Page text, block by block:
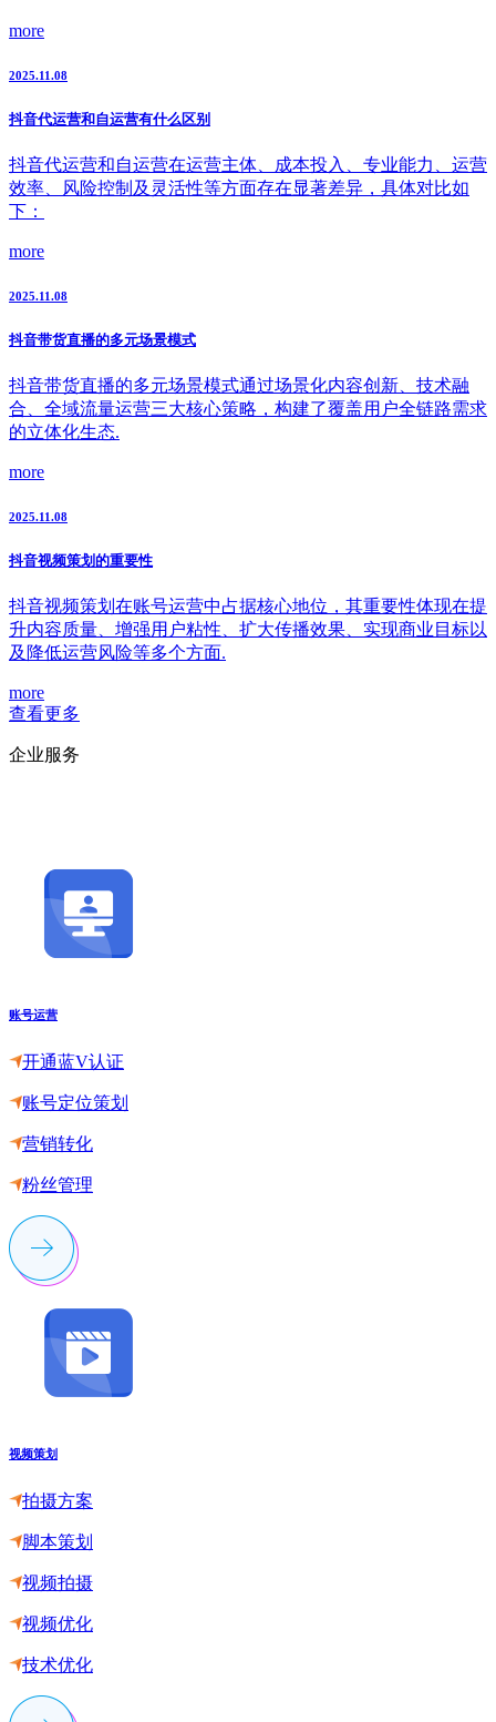
more
2025.11.08
抖音代运营和自运营有什么区别
抖音代运营和自运营在运营主体、成本投入、专业能力、运营
效率、风险控制及灵活性等方面存在显著差异，具体对比如
下：
more
2025.11.08
抖音带货直播的多元场景模式
抖音带货直播的多元场景模式通过场景化内容创新、技术融
合、全域流量运营三大核心策略，构建了覆盖用户全链路需求
的立体化生态.
more
2025.11.08
抖音视频策划的重要性
抖音视频策划在账号运营中占据核心地位，其重要性体现在提
升内容质量、增强用户粘性、扩大传播效果、实现商业目标以
及降低运营风险等多个方面.
more
查看更多
企业服务
账号运营
开通蓝V认证
账号定位策划
营销转化
粉丝管理
视频策划
拍摄方案
脚本策划
视频拍摄
视频优化
技术优化